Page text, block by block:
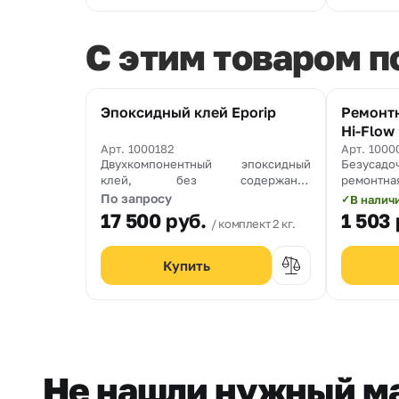
C этим товаром
Эпоксидный клей Eporip
Арт. 1000182
Двухкомпонентный эпоксидный
клей, без содержания
растворителей, для рабочих швов и
монолитного заполнения трещин в
стяжках
По запросу
17 500руб. комплект 2 кг.
Хит
Hi-Flow
Арт.
от 10 до
✓В
1 503
Не нашли нужный